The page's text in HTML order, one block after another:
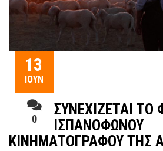
13
ΙΟΎΝ
0
ΣΥΝΕΧΙΖΕΤΑΙ ΤΟ
ΙΣΠΑΝΟΦΩΝΟΥ
ΚΙΝΗΜΑΤΟΓΡΑΦΟΥ ΤΗΣ